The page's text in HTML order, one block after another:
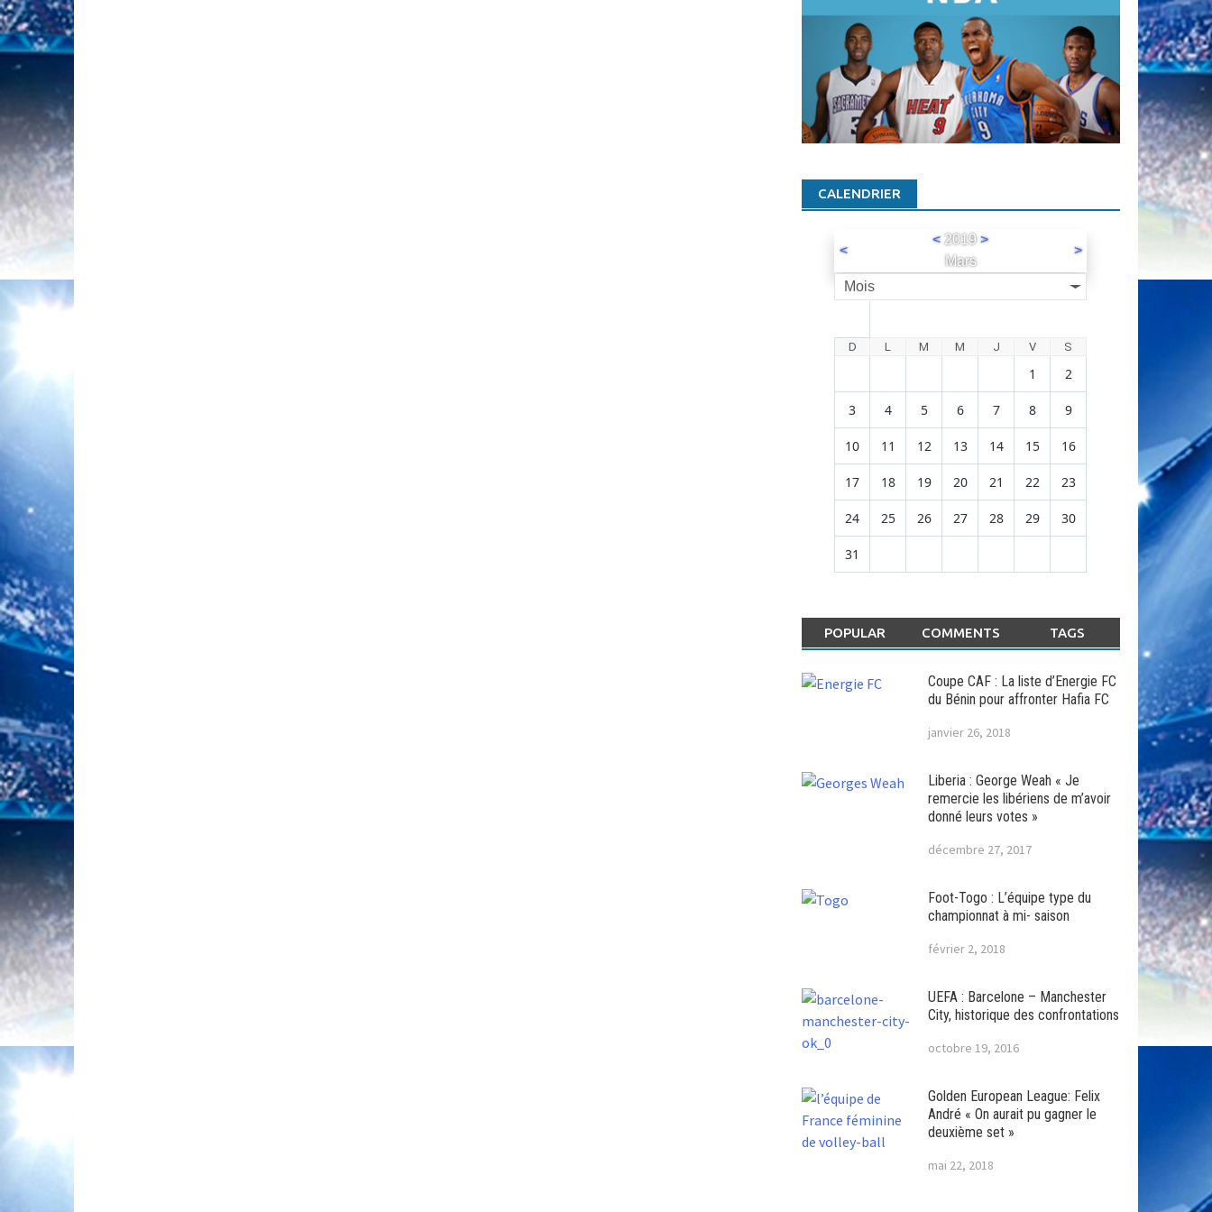
CALENDRIER
<
< 2019>
Mars
>
Mois
D L M M J V S
1 2
3 4 5 6 7 8 9
10 11 12 13 14 15 16
17 18 19 20 21 22 23
24 25 26 27 28 29 30
31
POPULAR COMMENTS TAGS
Coupe CAF : La liste d’Energie FC
du Bénin pour affronter Hafia FC
janvier 26, 2018
Liberia : George Weah « Je
remercie les libériens de m’avoir
donné leurs votes »
décembre 27, 2017
Foot-Togo : L’équipe type du
championnat à mi- saison
février 2, 2018
UEFA : Barcelone – Manchester
City, historique des confrontations
octobre 19, 2016
Golden European League: Felix
André « On aurait pu gagner le
deuxième set »
mai 22, 2018